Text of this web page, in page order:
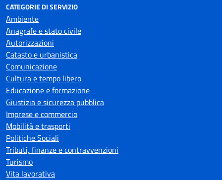
CATEGORIE DI SERVIZIO
Ambiente
Anagrafe e stato civile
Autorizzazioni
Catasto e urbanistica
Comunicazione
Cultura e tempo libero
Educazione e formazione
Giustizia e sicurezza pubblica
Imprese e commercio
Mobilità e trasporti
Politiche Sociali
Tributi, finanze e contravvenzioni
Turismo
Vita lavorativa